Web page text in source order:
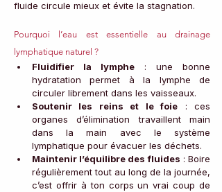
fluide circule mieux et évite la stagnation.
Pourquoi l’eau est essentielle au drainage
lymphatique naturel ?
Fluidifier la lymphe : une bonne
hydratation permet à la lymphe de
circuler librement dans les vaisseaux.
Soutenir les reins et le foie : ces
organes d’élimination travaillent main
dans la main avec le système
lymphatique pour évacuer les déchets.
Maintenir l’équilibre des fluides : Boire
régulièrement tout au long de la journée,
c’est offrir à ton corps un vrai coup de